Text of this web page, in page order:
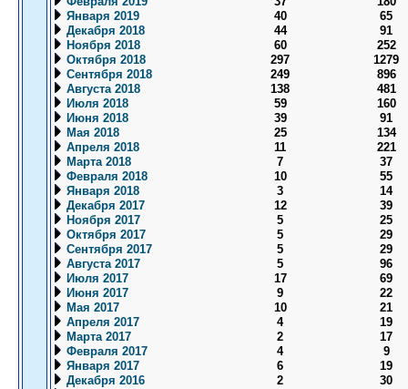
Января 2019
40
65
Декабря 2018
44
91
Ноября 2018
60
252
Октября 2018
297
1279
Сентября 2018
249
896
Августа 2018
138
481
Июля 2018
59
160
Июня 2018
39
91
Мая 2018
25
134
Апреля 2018
11
221
Марта 2018
7
37
Февраля 2018
10
55
Января 2018
3
14
Декабря 2017
12
39
Ноября 2017
5
25
Октября 2017
5
29
Сентября 2017
5
29
Августа 2017
5
96
Июля 2017
17
69
Июня 2017
9
22
Мая 2017
10
21
Апреля 2017
4
19
Марта 2017
2
17
Февраля 2017
4
9
Января 2017
6
19
Декабря 2016
2
30